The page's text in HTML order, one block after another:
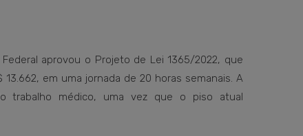
aprovou o Projeto de Lei 1365/2022, que
em uma jornada de 20 horas semanais. A
trabalho médico, uma vez que o piso atual